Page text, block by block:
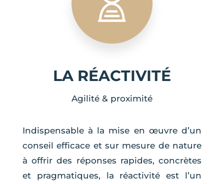
LA RÉACTIVITÉ
Agilité & proximité
Indispensable à la mise en œuvre d’un
conseil efficace et sur mesure de nature
à offrir des réponses rapides, concrètes
et pragmatiques, la réactivité est l’un